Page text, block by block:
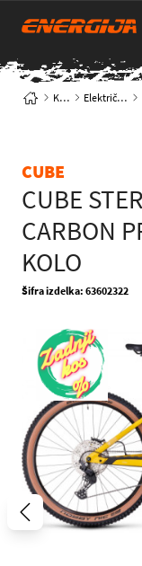
Kolesa Električna kolesa
CUBE
CUBE
CARBON
KOLO
Šifra izdelka: 63602322